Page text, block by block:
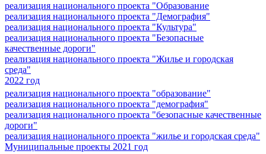
реализация национального проекта "Образование
реализация национального проекта "Демография"
реализация национального проекта "Культура"
реализация национального проекта "Безопасные
качественные дороги"
реализация национального проекта "Жилье и городская
среда"
2022 год
реализация национального проекта "образование"
реализация национального проекта "демография"
реализация национального проекта "безопасные качественные
дороги"
реализация национального проекта "жилье и городская среда"
Муниципальные проекты 2021 год